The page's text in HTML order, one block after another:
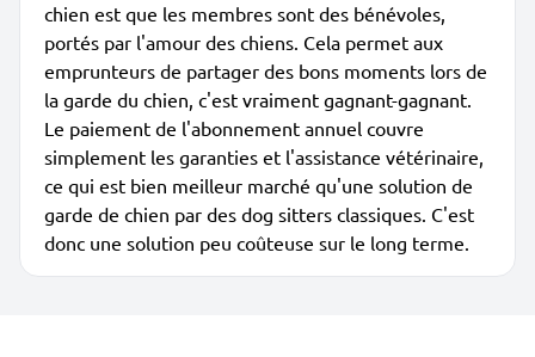
chien est que les membres sont des bénévoles,
portés par l'amour des chiens. Cela permet aux
emprunteurs de partager des bons moments lors de
la garde du chien, c'est vraiment gagnant-gagnant.
Le paiement de l'abonnement annuel couvre
simplement les garanties et l'assistance vétérinaire,
ce qui est bien meilleur marché qu'une solution de
garde de chien par des dog sitters classiques. C'est
donc une solution peu coûteuse sur le long terme.